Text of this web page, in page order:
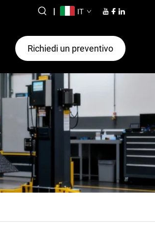
| IT
Richiedi un preventivo